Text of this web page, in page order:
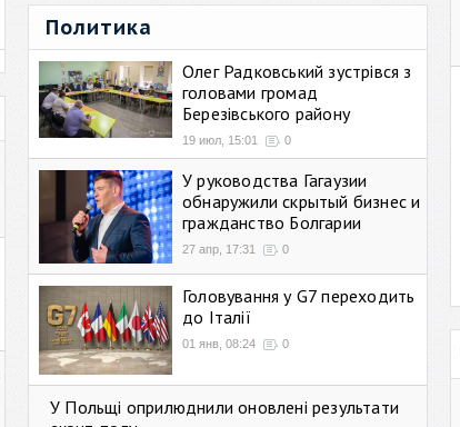
Политика
Олег Радковський зустрівся з
головами громад
Березівського району
19 июл, 15:01 0
У руководства Гагаузии
обнаружили скрытый бизнес и
гражданство Болгарии
27 апр, 17:31 0
Головування у G7 переходить
до Італії
01 янв, 08:24 0
У Польщі оприлюднили оновлені результати